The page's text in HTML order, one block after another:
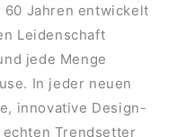
Jahren entwickelt
Leidenschaft
jede Menge
In jeder neuen
innovative Design-
Trendsetter